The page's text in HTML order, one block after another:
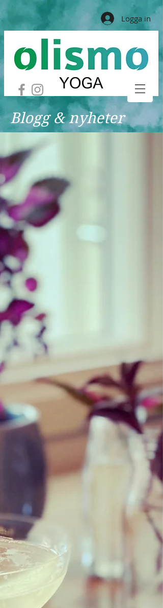
Logga in
Blogg & nyheter